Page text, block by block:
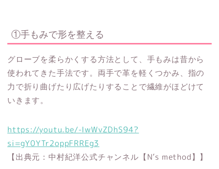
①手もみで形を整える
グローブを柔らかくする方法として、手もみは昔から
使われてきた手法です。両手で革を軽くつかみ、指の
力で折り曲げたり広げたりすることで繊維がほどけて
いきます。
https://youtu.be/-IwWvZDhS94?
si=gY0YTr2oppFRREg3
【出典元：中村紀洋公式チャンネル【N’s method】】